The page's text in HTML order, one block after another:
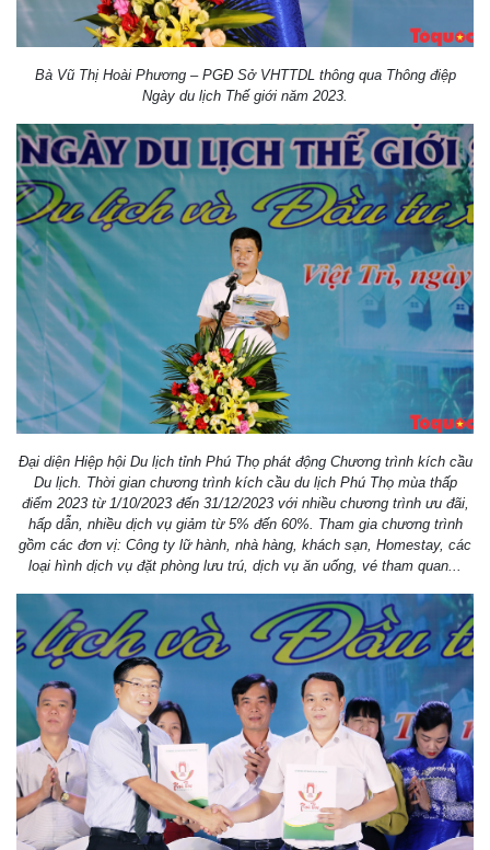
Bà Vũ Thị Hoài Phương – PGĐ Sở VHTTDL thông qua Thông điệp
Ngày du lịch Thế giới năm 2023.
Đại diện Hiệp hội Du lịch tỉnh Phú Thọ phát động Chương trình kích cầu
Du lịch. Thời gian chương trình kích cầu du lịch Phú Thọ mùa thấp
điểm 2023 từ 1/10/2023 đến 31/12/2023 với nhiều chương trình ưu đãi,
hấp dẫn, nhiều dịch vụ giảm từ 5% đến 60%. Tham gia chương trình
gồm các đơn vị: Công ty lữ hành, nhà hàng, khách sạn, Homestay, các
loại hình dịch vụ đặt phòng lưu trú, dịch vụ ăn uống, vé tham quan...